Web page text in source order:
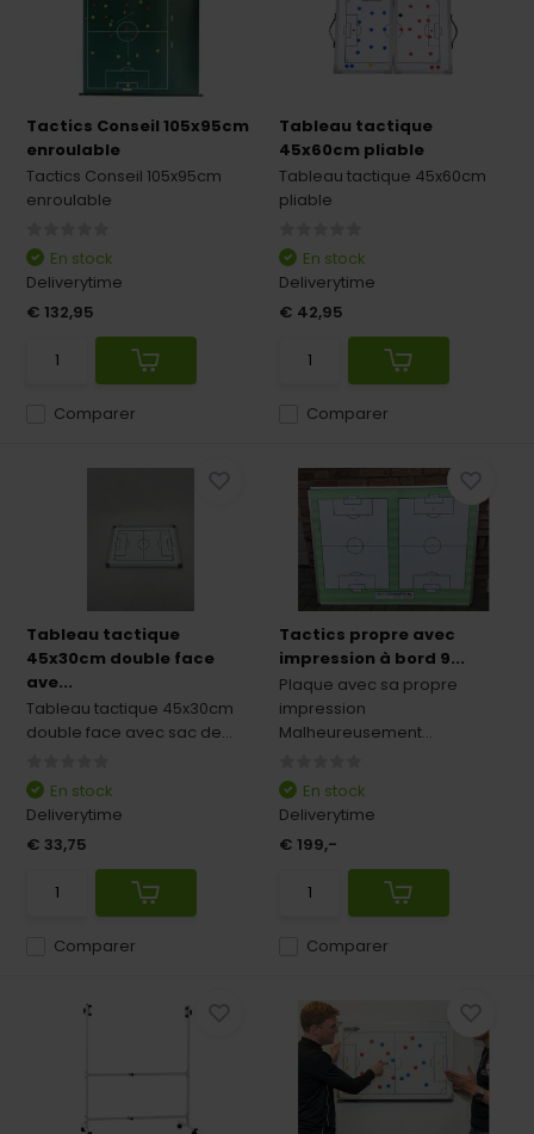
Tactics Conseil 105x95cm
enroulable
Tactics Conseil 105x95cm
enroulable
Comparer
En stock
Deliverytime
€ 132,95
Tableau tactique
45x60cm pliable
Tableau tactique 45x60cm
pliable
Comparer
En stock
Deliverytime
€ 42,95
Tableau tactique
45x30cm double face
ave...
Tableau tactique 45x30cm
double face avec sac de...
Comparer
En stock
Deliverytime
€ 33,75
Tactics propre avec
impression à bord 9...
Plaque avec sa propre
impression
Malheureusement...
Comparer
En stock
Deliverytime
€ 199,-